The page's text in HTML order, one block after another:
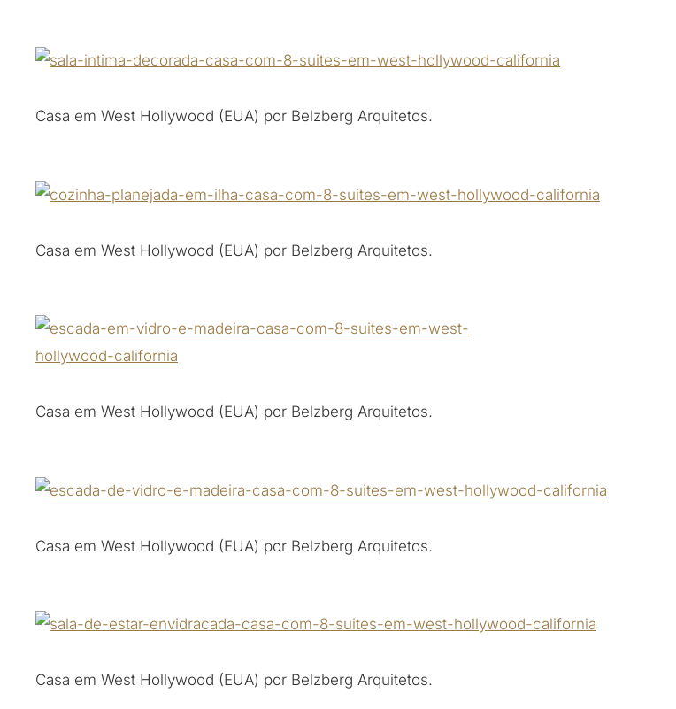
Casa em West Hollywood (EUA) por Belzberg Arquitetos.
Casa em West Hollywood (EUA) por Belzberg Arquitetos.
Casa em West Hollywood (EUA) por Belzberg Arquitetos.
Casa em West Hollywood (EUA) por Belzberg Arquitetos.
Casa em West Hollywood (EUA) por Belzberg Arquitetos.